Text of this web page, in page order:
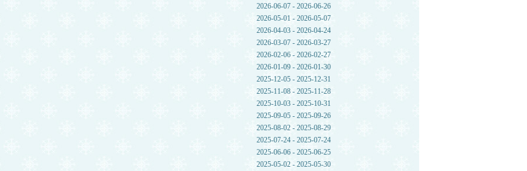
2026-06-07 - 2026-06-26
2026-05-01 - 2026-05-07
2026-04-03 - 2026-04-24
2026-03-07 - 2026-03-27
2026-02-06 - 2026-02-27
2026-01-09 - 2026-01-30
2025-12-05 - 2025-12-31
2025-11-08 - 2025-11-28
2025-10-03 - 2025-10-31
2025-09-05 - 2025-09-26
2025-08-02 - 2025-08-29
2025-07-24 - 2025-07-24
2025-06-06 - 2025-06-25
2025-05-02 - 2025-05-30